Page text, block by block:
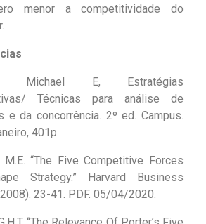
menor a competitividade do
Michael E, Estratégias
Técnicas para análise de
e da concorrência. 2º ed. Campus.
401p.
M.E. “The Five Competitive Forces
Strategy.” Harvard Business
23-41. PDF. 05/04/2020.